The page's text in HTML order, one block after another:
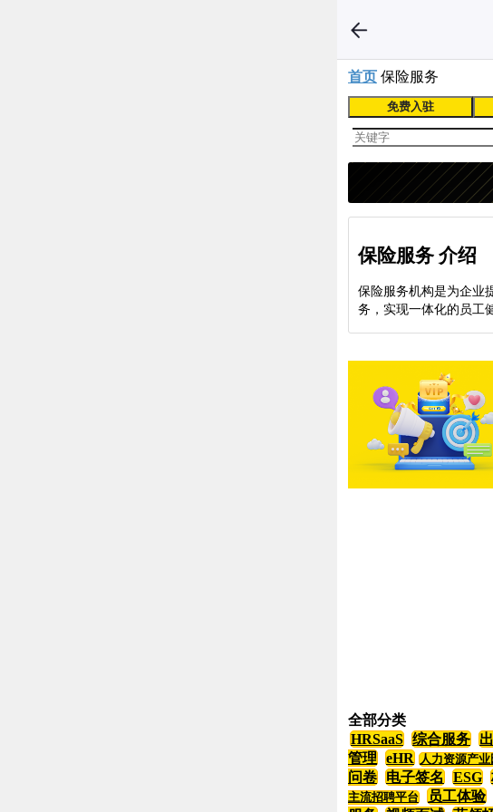
首页 保险服务
免费入驻
保险服务 介绍
保险服务机构是为企业
务，实现一体化的员工
全部分类
HRSaaS 综合服务
管理
eHR 人力资源产业
问卷
电子签名 ESG
主流招聘平台
员工体验